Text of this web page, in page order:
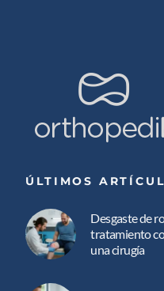
ÚLTIMOS
Desgaste de
tratamiento
una cirugía